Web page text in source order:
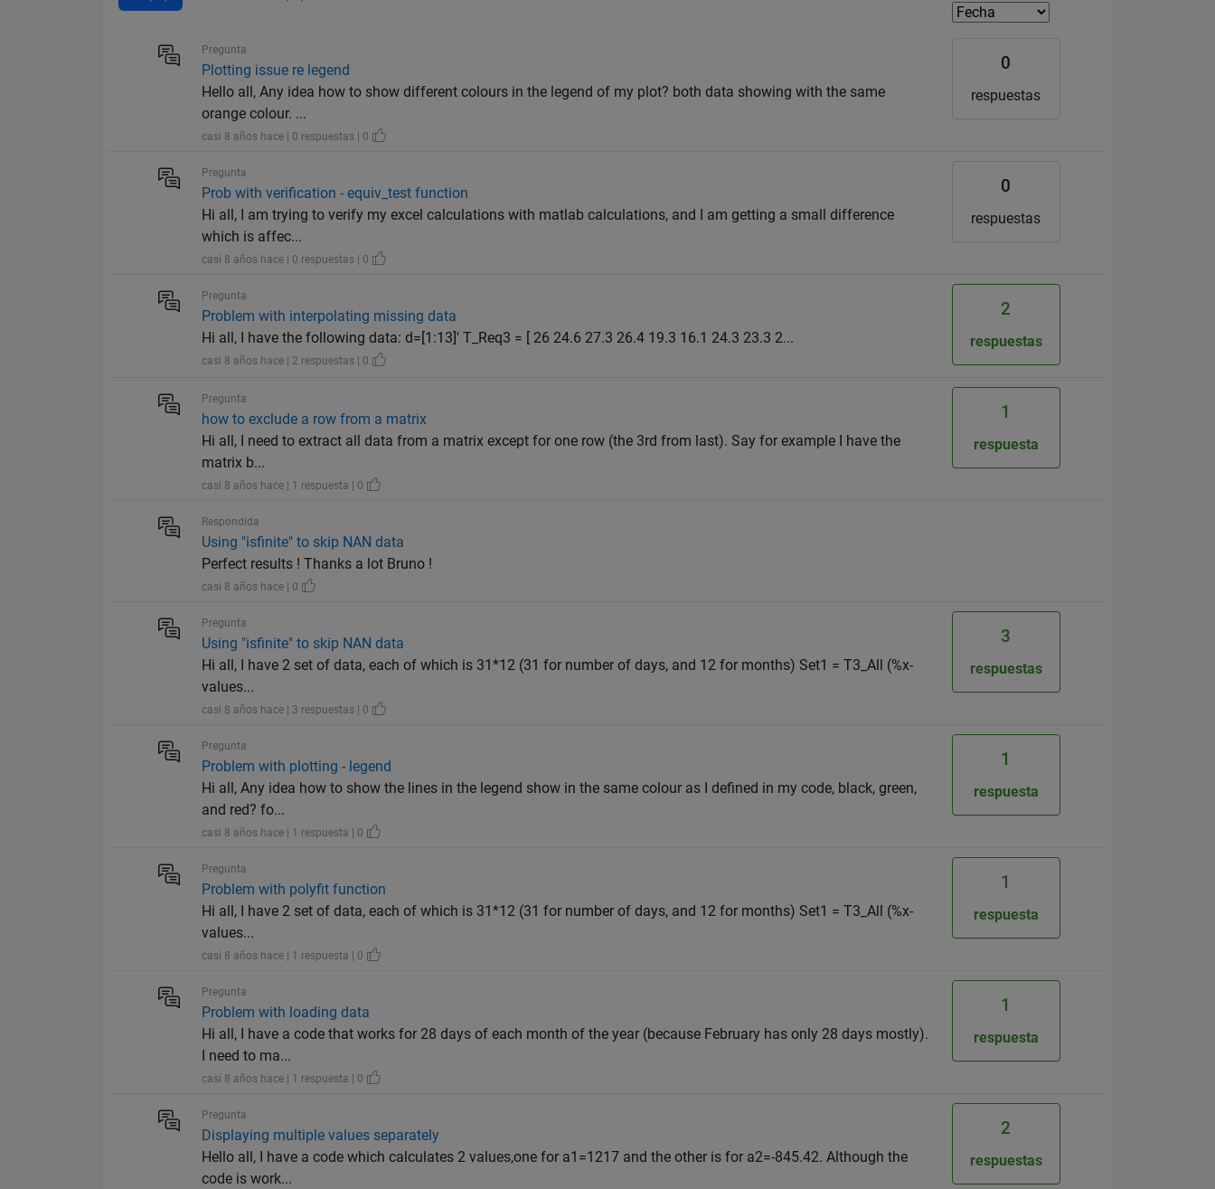
Pregunta
Plotting issue re legend
Hello all, Any idea how to show different colours in the legend of my plot? both data showing with the same
orange colour. ...
casi 8 años hace | 0 respuestas | 0
0
respuestas
Pregunta
Prob with verification - equiv_test function
Hi all, I am trying to verify my excel calculations with matlab calculations, and I am getting a small difference
which is affec...
casi 8 años hace | 0 respuestas | 0
0
respuestas
Pregunta
Problem with interpolating missing data
Hi all, I have the following data: d=[1:13]' T_Req3 = [ 26 24.6 27.3 26.4 19.3 16.1 24.3 23.3 2...
casi 8 años hace | 2 respuestas | 0
2
respuestas
Pregunta
how to exclude a row from a matrix
Hi all, I need to extract all data from a matrix except for one row (the 3rd from last). Say for example I have the
matrix b...
casi 8 años hace | 1 respuesta | 0
1
respuesta
Respondida
Using "isfinite" to skip NAN data
Perfect results ! Thanks a lot Bruno !
casi 8 años hace | 0
Pregunta
Using "isfinite" to skip NAN data
Hi all, I have 2 set of data, each of which is 31*12 (31 for number of days, and 12 for months) Set1 = T3_All (%x-
values...
casi 8 años hace | 3 respuestas | 0
3
respuestas
Pregunta
Problem with plotting - legend
Hi all, Any idea how to show the lines in the legend show in the same colour as I defined in my code, black, green,
and red? fo...
casi 8 años hace | 1 respuesta | 0
1
respuesta
Pregunta
Problem with polyfit function
Hi all, I have 2 set of data, each of which is 31*12 (31 for number of days, and 12 for months) Set1 = T3_All (%x-
values...
casi 8 años hace | 1 respuesta | 0
1
respuesta
Pregunta
Problem with loading data
Hi all, I have a code that works for 28 days of each month of the year (because February has only 28 days mostly).
I need to ma...
casi 8 años hace | 1 respuesta | 0
1
respuesta
Pregunta
Displaying multiple values separately
Hello all, I have a code which calculates 2 values,one for a1=1217 and the other is for a2=-845.42. Although the
code is work...
2
respuestas